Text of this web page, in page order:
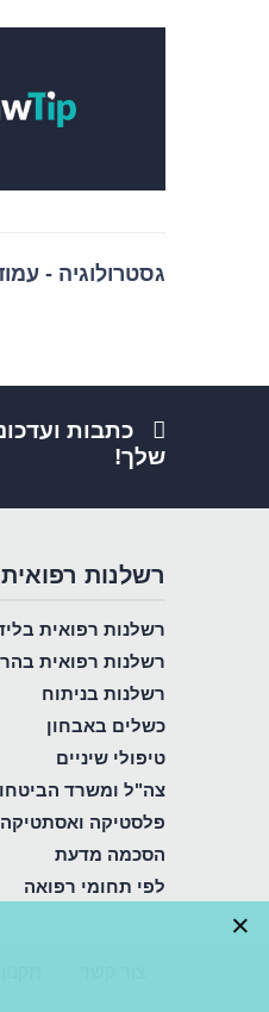
גסטרולוגיה - עמוד 1 מתוך
כתבות
שלך!
רשלנות רפואית
רשלנות רפואית
רשלנות רפואית
רשלנות בניתוח
כשלים באבחון
טיפולי שיניים
צה"ל ומשרד
פלסטיקה ואסתטיקה
הסכמה מדעת
לפי תחומי רפואה
×